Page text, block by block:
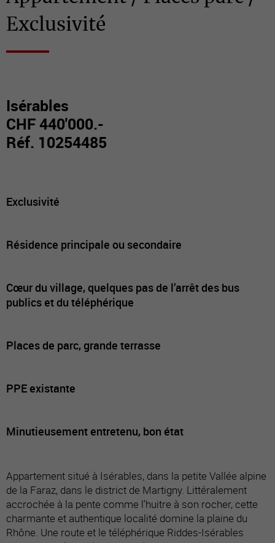
Exclusivité
Isérables
CHF 440'000.-
Réf. 10254485
Exclusivité
Résidence principale ou secondaire
Cœur du village, quelques pas de l’arrêt des bus
publics et du téléphérique
Places de parc, grande terrasse
PPE existante
Minutieusement entretenu, bon état
Appartement situé à Isérables, dans la petite Vallée alpine
de la Faraz, dans le district de Martigny. Littéralement
accrochée à la pente comme l’huitre à son rocher, cette
charmante et authentique localité domine la plaine du
Rhône. Une route et le téléphérique Riddes-Isérables